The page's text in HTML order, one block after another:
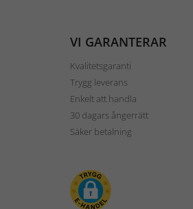
VI GARANTERAR
Kvalitetsgaranti
Trygg leverans
Enkelt att handla
30 dagars ångerrätt
Säker betalning